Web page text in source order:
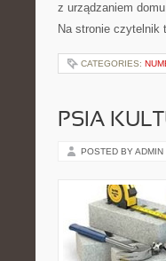
z urządzaniem
Na stronie czytelnik
CATEGORIES:
PSIA
POSTED BY ADMIN